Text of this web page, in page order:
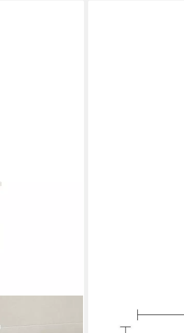
WC-Garnitur Bamboo
26,32 € UVP